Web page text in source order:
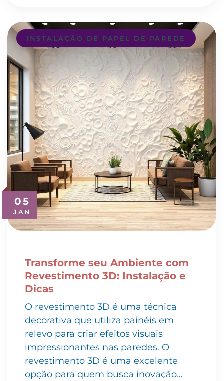
05
JAN
INSTALAÇÃO DE PAPEL DE PAREDE
Transforme seu Ambiente com
Revestimento 3D: Instalação e
Dicas
O revestimento 3D é uma técnica
decorativa que utiliza painéis em
relevo para criar efeitos visuais
impressionantes nas paredes. O
revestimento 3D é uma excelente
opção para quem busca inovação…